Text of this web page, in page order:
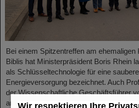
Bei einem Spitzentreffen am
Biblis hat Ministerpräsident Boris Rhein
als Schlüsseltechnologie für eine
Energieversorgung bezeichnet. Auch
der Wissenschaftliche Geschäftsführer
an dem Treffen teil und unterzeichnete
Wir respektieren Ihre